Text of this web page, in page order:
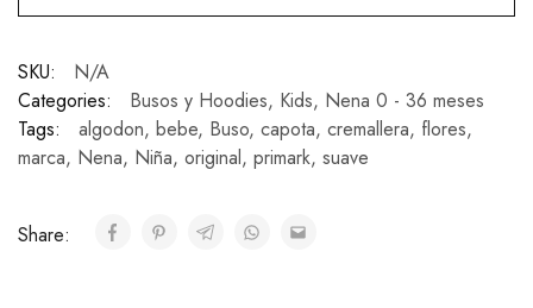
SKU:
N/A
Categories:
Busos y Hoodies, Kids, Nena 0 - 36 meses
Tags:
algodon, bebe, Buso, capota, cremallera, flores,
marca, Nena, Niña, original, primark, suave
Share: